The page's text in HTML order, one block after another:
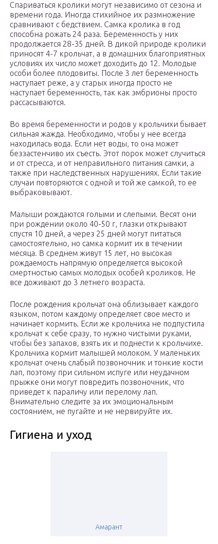
Спариваться кролики могут независимо от сезона и
времени года. Иногда стихийное их размножение
сравнивают с бедствием. Самка кролика в год
способна рожать 24 раза. Беременность у них
продолжается 28-35 дней. В дикой природе кролики
приносят 4-7 крольчат, а в домашних благоприятных
условиях их число может доходить до 12. Молодые
особи более плодовиты. После 3 лет беременность
наступает реже, а у старых иногда просто не
наступает беременность, так как эмбрионы просто
рассасываются.
Во время беременности и родов у крольчихи бывает
сильная жажда. Необходимо, чтобы у нее всегда
находилась вода. Если нет воды, то она может
беззастенчиво их съесть. Этот порок может случиться
и от стресса, и от неправильного питания самки, а
также при наследственных нарушениях. Если такие
случаи повторяются с одной и той же самкой, то ее
выбраковывают.
Малыши рождаются голыми и слепыми. Весят они
при рождении около 40-50 г, глазки открывают
спустя 10 дней, а через 25 дней могут питаться
самостоятельно, но самка кормит их в течении
месяца. В среднем живут 15 лет, но высокая
рождаемость напрямую определяется высокой
смертностью самых молодых особей кроликов. Не
все доживают до 3 летнего возраста.
После рождения крольчат она облизывает каждого
языком, потом каждому определяет свое место и
начинает кормить. Если же крольчиха не подпустила
крольчат к себе сразу, то нужно чистыми руками,
чтобы без запахов, взять их и поднести к крольчихе.
Крольчиха кормит малышей молоком. У маленьких
крольчат очень слабый позвоночник и тонкие кости
лап, поэтому при сильном испуге или неудачном
прыжке они могут повредить позвоночник, что
приведет к параличу или перелому лап.
Внимательно следите за их эмоциональным
состоянием, не пугайте и не нервируйте их.
Гигиена и уход
Амарант